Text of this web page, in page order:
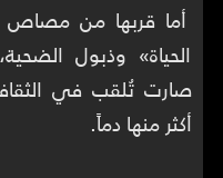
أما قربها من مصاص
الحياة» وذبول
صارت تُلقب في
أكثر منها دماً.